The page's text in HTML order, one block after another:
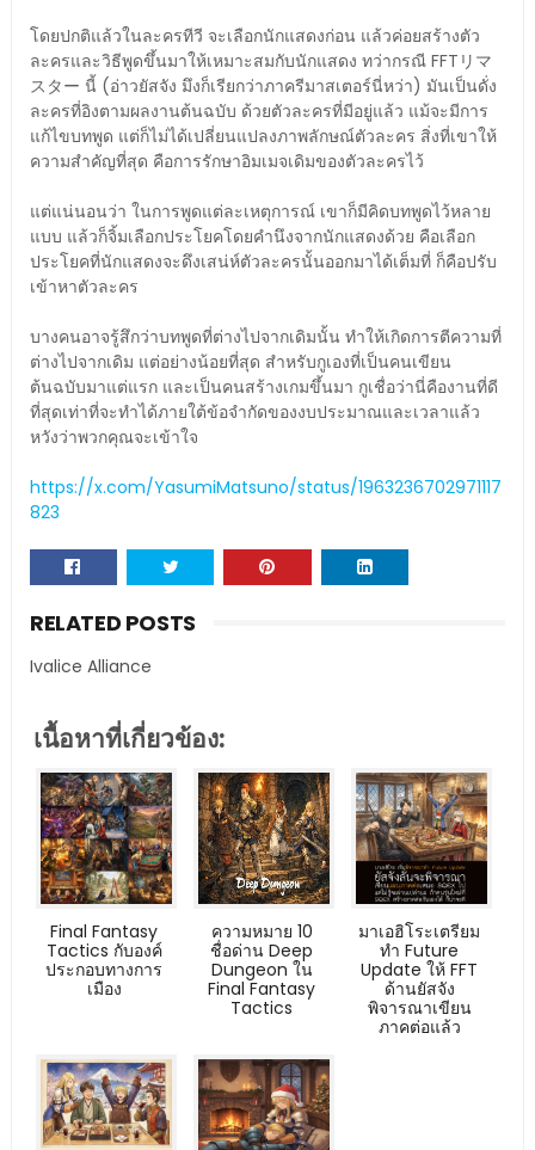
โดยปกติแล้วในละครทีวี จะเลือกนักแสดงก่อน แล้วค่อยสร้างตัว
ละครและวิธีพูดขึ้นมาให้เหมาะสมกับนักแสดง ทว่ากรณี FFTリマ
スター นี้ (อ่าวยัสจัง มึงก็เรียกว่าภาครีมาสเตอร์นี่หว่า) มันเป็นดั่ง
ละครที่อิงตามผลงานต้นฉบับ ด้วยตัวละครที่มีอยู่แล้ว แม้จะมีการ
แก้ไขบทพูด แต่ก็ไม่ได้เปลี่ยนแปลงภาพลักษณ์ตัวละคร สิ่งที่เขาให้
ความสำคัญที่สุด คือการรักษาอิมเมจเดิมของตัวละครไว้
แต่แน่นอนว่า ในการพูดแต่ละเหตุการณ์ เขาก็มีคิดบทพูดไว้หลาย
แบบ แล้วก็จิ้มเลือกประโยคโดยคำนึงจากนักแสดงด้วย คือเลือก
ประโยคที่นักแสดงจะดึงเสน่ห์ตัวละครนั้นออกมาได้เต็มที่ ก็คือปรับ
เข้าหาตัวละคร
บางคนอาจรู้สึกว่าบทพูดที่ต่างไปจากเดิมนั้น ทำให้เกิดการตีความที่
ต่างไปจากเดิม แต่อย่างน้อยที่สุด สำหรับกูเองที่เป็นคนเขียน
ต้นฉบับมาแต่แรก และเป็นคนสร้างเกมขึ้นมา กูเชื่อว่านี่คืองานที่ดี
ที่สุดเท่าที่จะทำได้ภายใต้ข้อจำกัดของงบประมาณและเวลาแล้ว
หวังว่าพวกคุณจะเข้าใจ
https://x.com/YasumiMatsuno/status/1963236702971117
823
RELATED POSTS
Ivalice Alliance
เนื้อหาที่เกี่ยวข้อง:
Final Fantasy
Tactics กับองค์
ประกอบทางการ
เมือง
ความหมาย 10
ชื่อด่าน Deep
Dungeon ใน
Final Fantasy
Tactics
มาเอฮิโระเตรียม
ทำ Future
Update ให้ FFT
ด้านยัสจัง
พิจารณาเขียน
ภาคต่อแล้ว